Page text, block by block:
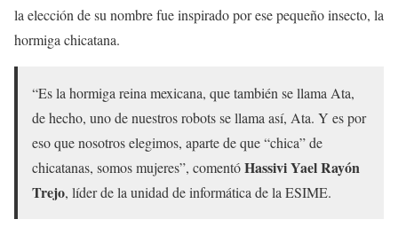
la elección de su nombre fue inspirado por ese pequeño insecto, la
hormiga chicatana.
“Es la hormiga reina mexicana, que también se llama Ata,
de hecho, uno de nuestros robots se llama así, Ata. Y es por
eso que nosotros elegimos, aparte de que “chica” de
chicatanas, somos mujeres”, comentóHassivi Yael Rayón
Trejo, líder de la unidad de informática de la ESIME.